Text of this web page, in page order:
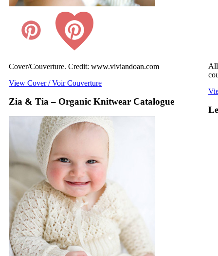
Cover/Couverture. Credit: www.viviandoan.com
View Cover / Voir Couverture
Zia & Tia – Organic Knitwear Catalogue
All